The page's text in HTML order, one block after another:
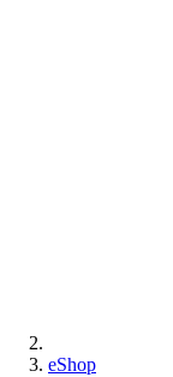
eShop